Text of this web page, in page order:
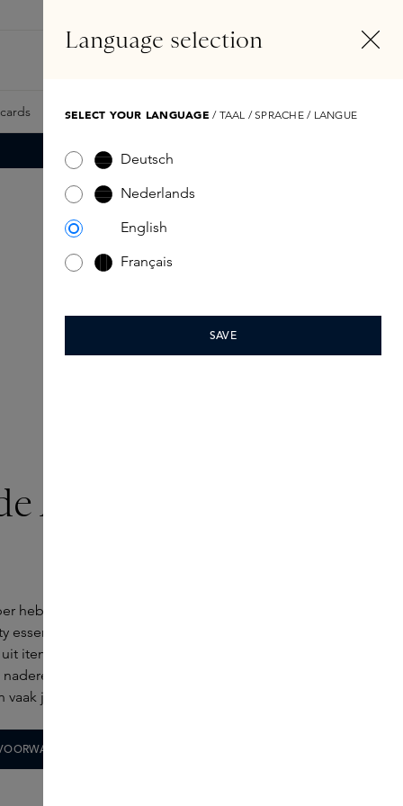
Samples Skins Exclusives Skins Boxen
Archives van
heb je exclusief toegang tot onze Archives. Hier
essentials en home fragrances voor een zachte
items die verdwijnen uit ons assortiment door
houdbaarheidsdatum of overstock.
je laatste kans op unieke vondsten.
Language selection
SELECT YOUR LANGUAGE / TAAL / SPRACHE / LANGUE
Deutsch
Nederlands
English
Français
SAVE